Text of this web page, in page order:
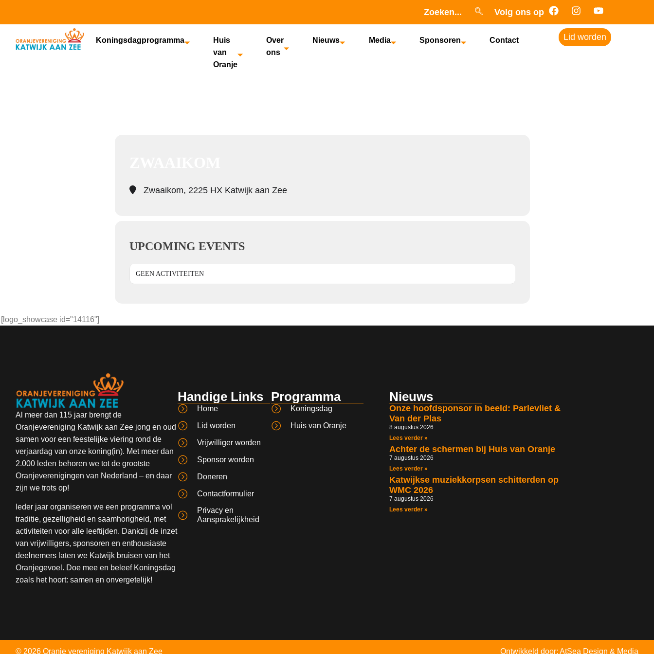
Zoeken... Volg ons op
Koningsdagprogramma
Huis
van
Oranje
Over
ons
Nieuws Media Sponsoren Contact Lid worden
Zwaaikom, 2225 HX Katwijk aan Zee
UPCOMING EVENTS
GEEN ACTIVITEITEN
[logo_showcase id="14116"]
Al meer dan 115 jaar brengt de
Oranjevereniging Katwijk aan Zee jong en oud
samen voor een feestelijke viering rond de
verjaardag van onze koning(in). Met meer dan
2.000 leden behoren we tot de grootste
Oranjeverenigingen van Nederland – en daar
zijn we trots op!
Ieder jaar organiseren we een programma vol
traditie, gezelligheid en saamhorigheid, met
activiteiten voor alle leeftijden. Dankzij de inzet
van vrijwilligers, sponsoren en enthousiaste
deelnemers laten we Katwijk bruisen van het
Oranjegevoel. Doe mee en beleef Koningsdag
zoals het hoort: samen en onvergetelijk!
Handige Links
Home
Lid worden
Vrijwilliger worden
Sponsor worden
Doneren
Contactformulier
Privacy en
Aansprakelijkheid
Programma
Koningsdag
Huis van Oranje
Nieuws
Onze hoofdsponsor in beeld: Parlevliet &
Van der Plas
8 augustus 2026
Lees verder »
Achter de schermen bij Huis van Oranje
7 augustus 2026
Lees verder »
Katwijkse muziekkorpsen schitterden op
WMC 2026
7 augustus 2026
Lees verder »
© 2026 Oranje vereniging Katwijk aan Zee Ontwikkeld door: AtSea Design & Media